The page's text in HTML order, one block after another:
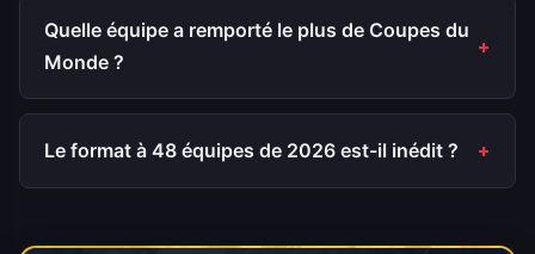
Quelle équipe a remporté le plus de Coupes du
Monde ?
Le format à 48 équipes de 2026 est-il inédit ?